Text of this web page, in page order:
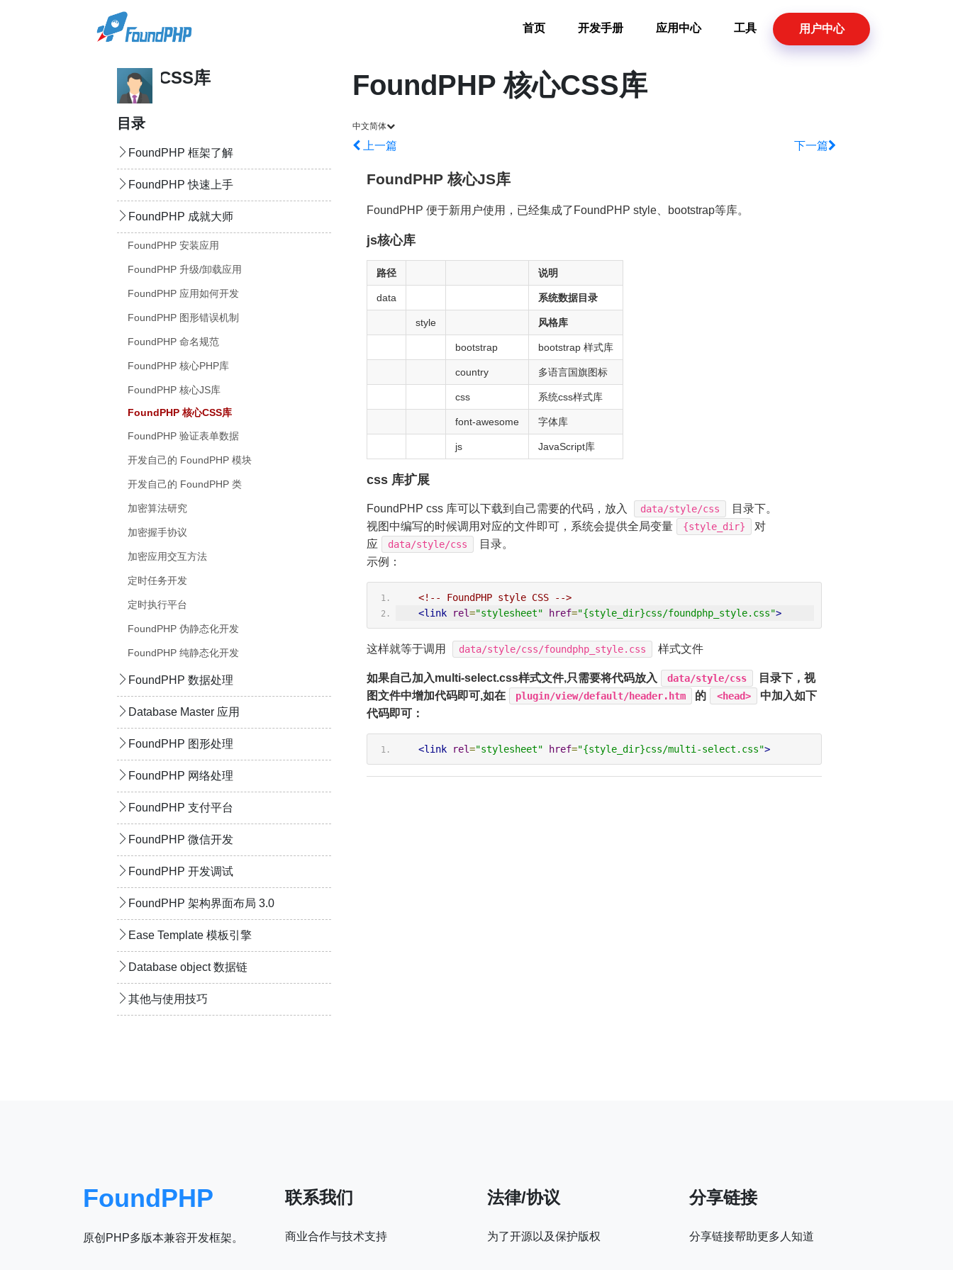
首页 开发手册 应用中心 工具 用户中心
FoundPHP 核心CSS库
目录
FoundPHP 框架了解
FoundPHP 快速上手
FoundPHP 成就大师
FoundPHP 安装应用
FoundPHP 升级/卸载应用
FoundPHP 应用如何开发
FoundPHP 图形错误机制
FoundPHP 命名规范
FoundPHP 核心PHP库
FoundPHP 核心JS库
FoundPHP 核心CSS库
FoundPHP 验证表单数据
开发自己的 FoundPHP 模块
开发自己的 FoundPHP 类
加密算法研究
加密握手协议
加密应用交互方法
定时任务开发
定时执行平台
FoundPHP 伪静态化开发
FoundPHP 纯静态化开发
FoundPHP 数据处理
Database Master 应用
FoundPHP 图形处理
FoundPHP 网络处理
FoundPHP 支付平台
FoundPHP 微信开发
FoundPHP 开发调试
FoundPHP 架构界面布局 3.0
Ease Template 模板引擎
Database object 数据链
其他与使用技巧
FoundPHP 核心CSS库
中文简体
上一篇 下一篇
FoundPHP 核心JS库
FoundPHP 便于新用户使用，已经集成了FoundPHP style、bootstrap等库。
js核心库
路径 说明
data 系统数据目录
style 风格库
bootstrap bootstrap 样式库
country 多语言国旗图标
css 系统css样式库
font-awesome 字体库
js JavaScript库
css 库扩展
FoundPHP css 库可以下载到自己需要的代码，放入 data/style/css
目录下。
视图中编写的时候调用对应的文件即可，系统会提供全局变量
{style_dir}
对
应
data/style/css
目录。
示例：
<!-- FoundPHP style CSS -->
<link
rel="stylesheet" href="{style_dir}css/foundphp_style.css">
这样就等于调用 data/style/css/foundphp_style.css 样式文件
如果自己加入multi-select.css样式文件,只需要将代码放入 data/style/css
目录下，视
图文件中增加代码即可,如在
plugin/view/default/header.htm 的 <head>
中加入如下
代码即可：
<link rel="stylesheet" href="{style_dir}css/multi-select.css">
FoundPHP
原创PHP多版本兼容开发框架。
联系我们
商业合作与技术支持
法律/协议
为了开源以及保护版权
分享链接
分享链接帮助更多人知道